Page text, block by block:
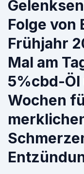
Folge von
Frühjahr
Mal am
5%cbd-Öl
Wochen